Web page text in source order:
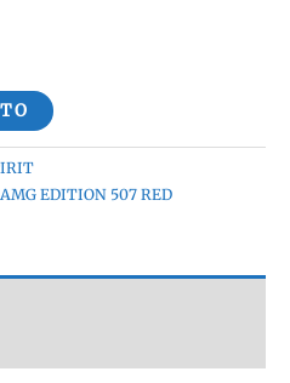
EDITION 507 RED